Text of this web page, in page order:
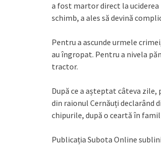
a fost martor direct la
schimb, a ales să devină
Pentru a ascunde urmele
au îngropat. Pentru a nivela
tractor.
După ce a așteptat câteva zile,
din raionul Cernăuți declarând
chipurile, după o ceartă în
Publicația Subota Online